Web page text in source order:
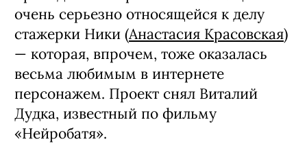
очень серьезно относящейся к делу
стажерки Ники (Анастасия Красовская)
— которая, впрочем, тоже оказалась
весьма любимым в интернете
персонажем. Проект снял Виталий
Дудка, известный по фильму
«Нейробатя».